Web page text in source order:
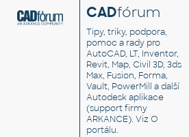
CADfórum
Tipy, triky, podpora,
pomoc a rady pro
AutoCAD, LT, Inventor,
Revit, Map, Civil 3D, 3ds
Max, Fusion, Forma,
Vault, PowerMill a další
Autodesk aplikace
(support firmy
ARKANCE). VizO
portálu.